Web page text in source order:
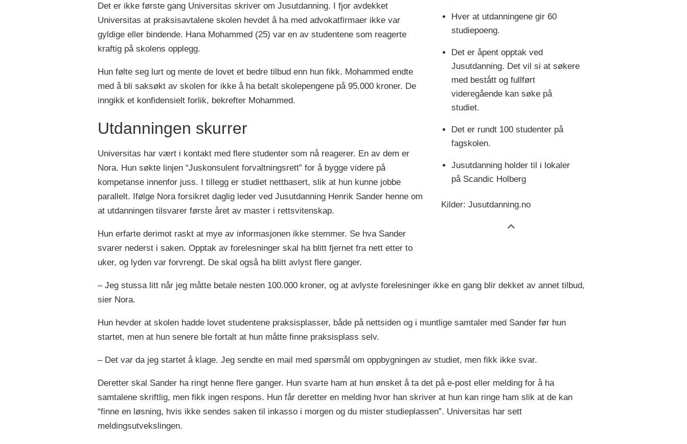
Hver at utdanningene gir 60
studiepoeng.
Det er åpent opptak ved
Jusutdanning. Det vil si at søkere
med bestått og fullført
videregående kan søke på
studiet.
Det er rundt 100 studenter på
fagskolen.
Jusutdanning holder til i lokaler
på Scandic Holberg
Kilder: Jusutdanning.no
Det er ikke første gang Universitas skriver om Jusutdanning. I fjor avdekket
Universitas at praksisavtalene skolen hevdet å ha med advokatfirmaer ikke var
gyldige eller bindende. Hana Mohammed (25) var en av studentene som reagerte
kraftig på skolens opplegg.
Hun følte seg lurt og mente de lovet et bedre tilbud enn hun fikk. Mohammed endte
med å bli saksøkt av skolen for ikke å ha betalt skolepengene på 95.000 kroner. De
inngikk et konfidensielt forlik, bekrefter Mohammed.
Utdanningen skurrer
Universitas har vært i kontakt med flere studenter som nå reagerer. En av dem er
Nora. Hun søkte linjen “Juskonsulent forvaltningsrett” for å bygge videre på
kompetanse innenfor juss. I tillegg er studiet nettbasert, slik at hun kunne jobbe
parallelt. Ifølge Nora forsikret daglig leder ved Jusutdanning Henrik Sander henne om
at utdanningen tilsvarer første året av master i rettsvitenskap.
Hun erfarte derimot raskt at mye av informasjonen ikke stemmer. Se hva Sander
svarer nederst i saken. Opptak av forelesninger skal ha blitt fjernet fra nett etter to
uker, og lyden var forvrengt. De skal også ha blitt avlyst flere ganger.
– Jeg stussa litt når jeg måtte betale nesten 100.000 kroner, og at avlyste forelesninger ikke en gang blir dekket av annet tilbud,
sier Nora.
Hun hevder at skolen hadde lovet studentene praksisplasser, både på nettsiden og i muntlige samtaler med Sander før hun
startet, men at hun senere ble fortalt at hun måtte finne praksisplass selv.
– Det var da jeg startet å klage. Jeg sendte en mail med spørsmål om oppbygningen av studiet, men fikk ikke svar.
Deretter skal Sander ha ringt henne flere ganger. Hun svarte ham at hun ønsket å ta det på e-post eller melding for å ha
samtalene skriftlig, men fikk ingen respons. Hun får deretter en melding hvor han skriver at hun kan ringe ham slik at de kan
“finne en løsning, hvis ikke sendes saken til inkasso i morgen og du mister studieplassen”. Universitas har sett
meldingsutvekslingen.